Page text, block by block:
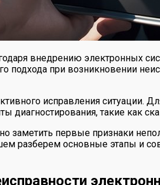
внедрению электронных
при возникновении
исправления ситуации.
диагностирования, такие как
заметить первые признаки
разберем основные этапы и